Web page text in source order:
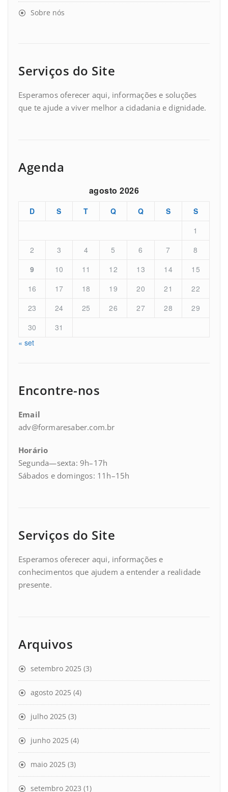
Sobre nós
Serviços do Site
Esperamos oferecer aqui, informações e soluções
que te ajude a viver melhor a cidadania e dignidade.
Agenda
agosto 2026
D S T Q Q S
S
1
2
3 4 5 6 7
8
9
10 11 12 13 14
15
16
17 18 19 20 21
22
23
24 25 26 27 28
29
30
31
« set
Encontre-nos
Email
adv@formaresaber.com.br
Horário
Segunda—sexta: 9h–17h
Sábados e domingos: 11h–15h
Serviços do Site
Esperamos oferecer aqui, informações e
conhecimentos que ajudem a entender a realidade
presente.
Arquivos
setembro 2025 (3)
agosto 2025 (4)
julho 2025 (3)
junho 2025 (4)
maio 2025 (3)
setembro 2023 (1)